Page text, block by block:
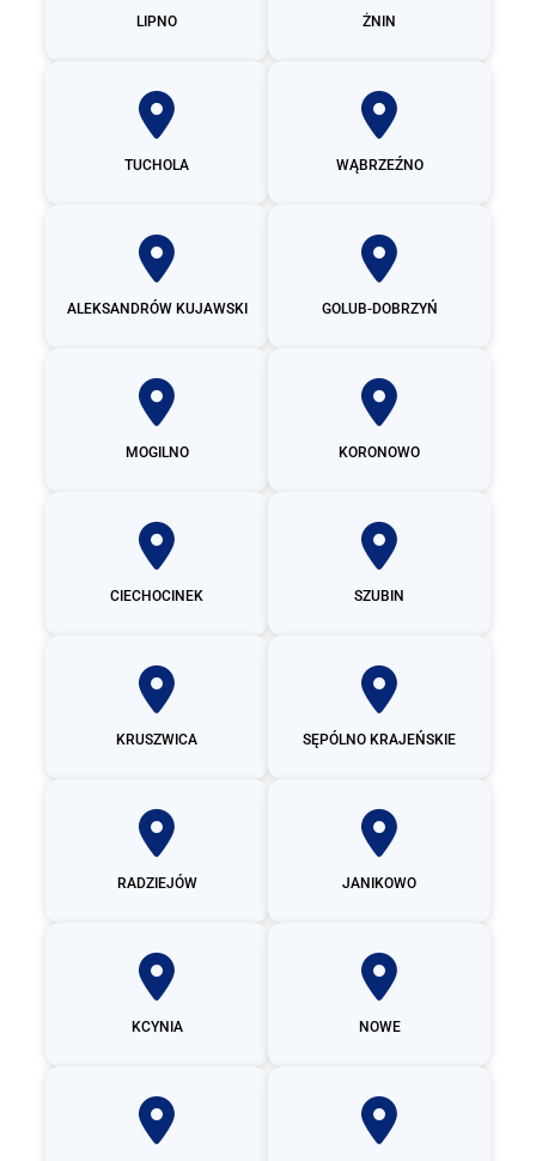
LIPNO ŻNIN
TUCHOLA WĄBRZEŹNO
ALEKSANDRÓW KUJAWSKI GOLUB-DOBRZYŃ
MOGILNO KORONOWO
CIECHOCINEK SZUBIN
KRUSZWICA SĘPÓLNO KRAJEŃSKIE
RADZIEJÓW JANIKOWO
KCYNIA NOWE